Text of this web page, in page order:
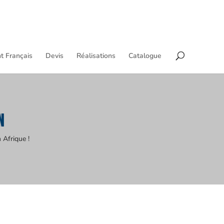
Français Devis Réalisations Catalogue
Afrique !